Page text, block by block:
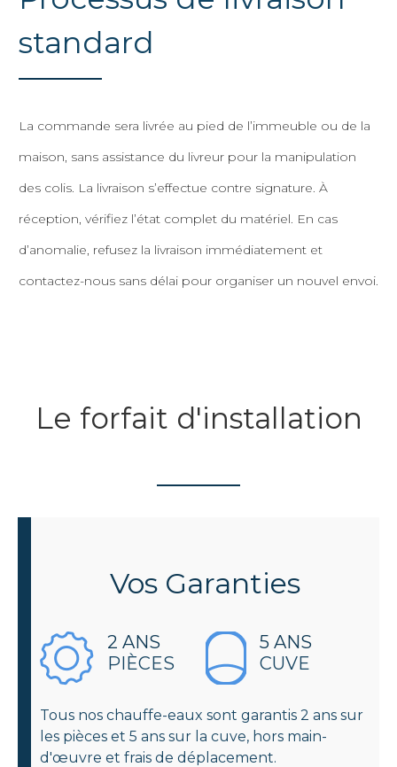
standard
La commande sera livrée au pied de l’immeuble ou de la
maison, sans assistance du livreur pour la manipulation
des colis. La livraison s’effectue contre signature. À
réception, vérifiez l’état complet du matériel. En cas
d’anomalie, refusez la livraison immédiatement et
contactez-nous sans délai pour organiser un nouvel envoi.
Le forfait d'installation
Vos Garanties
2 ANS
PIÈCES
5 ANS
CUVE
Tous nos chauffe-eaux sont garantis 2 ans sur
les pièces et 5 ans sur la cuve, hors main-
d'œuvre et frais de déplacement.